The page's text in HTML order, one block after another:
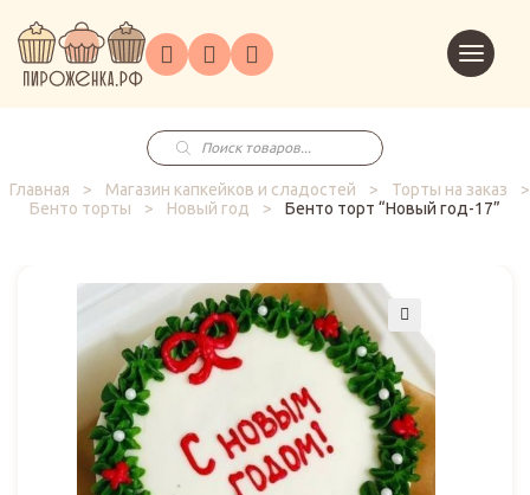
ГлавнаяКаталог
на
заказ
Праздники
Корпоративным
клиентам
в
корзину
Поиск
товаров
Главная
> Магазин капкейков и сладостей > Торты на заказ
>
Бенто торты
> Новый год > Бенто торт “Новый год-17”